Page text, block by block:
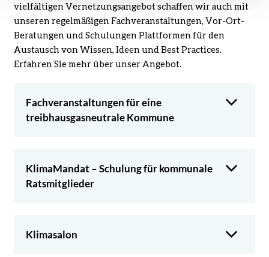
vielfältigen Vernetzungsangebot schaffen wir auch mit
unseren regelmäßigen Fachveranstaltungen, Vor-Ort-
Beratungen und Schulungen Plattformen für den
Austausch von Wissen, Ideen und Best Practices.
Erfahren Sie mehr über unser Angebot.
Fachveranstaltungen für eine
treibhausgasneutrale Kommune
KlimaMandat – Schulung für kommunale
Ratsmitglieder
Klimasalon